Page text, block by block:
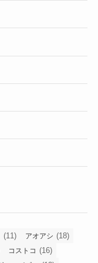
(11) アオアシ (18)
コストコ (16)